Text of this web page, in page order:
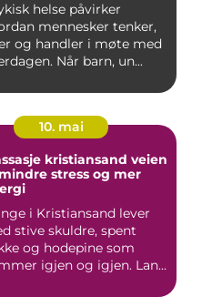
helse påvirker
mennesker tenker,
og handler i møte med
Når barn, un...
10. mai
kristiansand veien
stress og mer
i Kristiansand lever
stive skuldre, spent
og hodepine som
igjen og igjen. Lan...